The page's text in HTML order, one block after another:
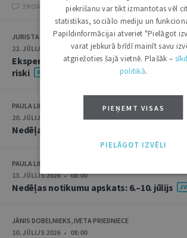
2 KOMENTĀRI
JURISTA VĀRDS
22. JŪLIJS 2026 • 14:00
Ekspertu saruna jūlijā: krimināltiesības
riski
PAULA LIPE
20. JŪLIJS 2026 • 16:05
Nedēļas notikumu apskats: 13.–17. jūlijs
PAULA LIPE
13. JŪLIJS 2026 • 08:00
Nedēļas notikumu apskats: 6.–10. jūlijs
JĀNIS DOBELNIEKS, IVETA PRIEDNIECE
10. JŪLIJS 2026 • 08:00
piekrišanu var tikt izmantotas vēl
statistikas, sociālo mediju un
Papildinformācijai atveriet "Pielāgot
varat jebkurā brīdī mainīt savu
atgriežoties šajā vietnē. Plašāk –
politikā.
PIEŅEMT VISAS
PIELĀGOT IZVĒLI